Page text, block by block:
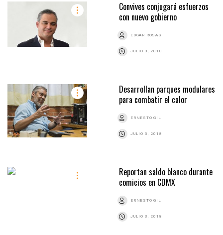
Convives conjugará esfuerzos
con nuevo gobierno
EDGAR ROSAS
JULIO 3, 2018
Desarrollan parques modulares
para combatir el calor
ERNESTO GIL
JULIO 3, 2018
Reportan saldo blanco durante
comicios en CDMX
ERNESTO GIL
JULIO 3, 2018